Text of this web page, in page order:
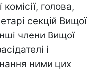
голова,
секцій Вищої
члени Вищої
і
ними цих